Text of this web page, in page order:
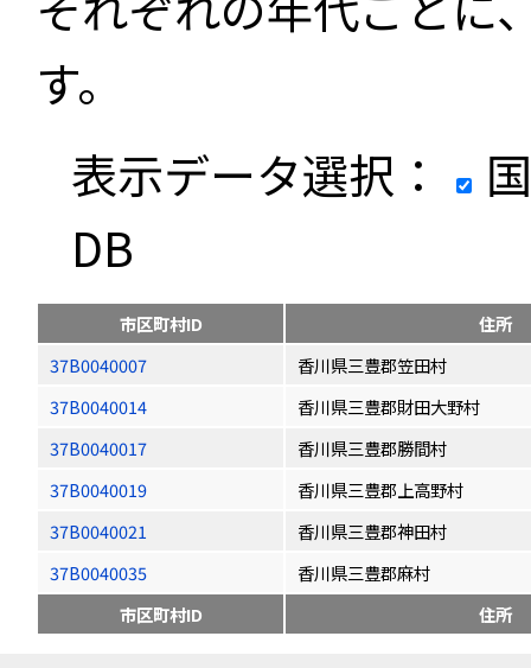
す。
表示データ選択：
DB
市区町村ID
住所
37B0040007
香川県三豊郡笠田村
37B0040014
香川県三豊郡財田大野村
37B0040017
香川県三豊郡勝間村
37B0040019
香川県三豊郡上高野村
37B0040021
香川県三豊郡神田村
37B0040035
香川県三豊郡麻村
市区町村ID
住所